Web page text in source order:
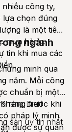
công ty,
lựa chọn đúng
là một tiêu
mua hàng.
tin khi mua các
ngành
minh qua
năm. Mỗi công
chuẩn bị một
ràng trước khi
pháp lý minh
được sự quan
sản uy tín nhất